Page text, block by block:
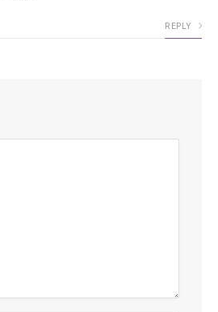
REPLY